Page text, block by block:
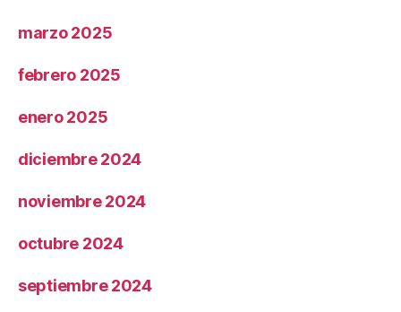
marzo 2025
febrero 2025
enero 2025
diciembre 2024
noviembre 2024
octubre 2024
septiembre 2024